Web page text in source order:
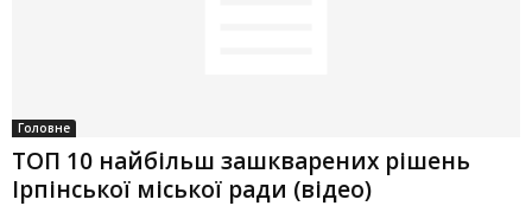
Головне
ТОП 10 найбільш зашкварених рішень
Ірпінської міської ради (відео)